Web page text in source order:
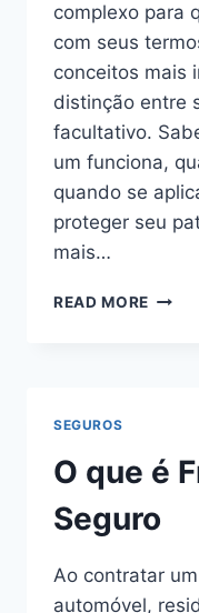
complexo para
com seus
conceitos mais
distinção entre
facultativo.
um funciona,
quando se
proteger seu
mais…
READ MORE
SEGUROS
O que é
Seguro
Ao contratar
automóvel,